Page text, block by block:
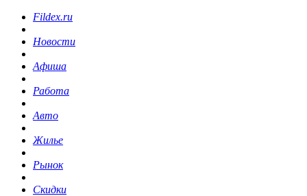
Fildex.ru
Новости
Афиша
Работа
Авто
Жилье
Рынок
Скидки